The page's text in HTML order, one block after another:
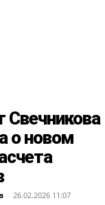
Свечникова
о новом
- 26.02.2026 11:07